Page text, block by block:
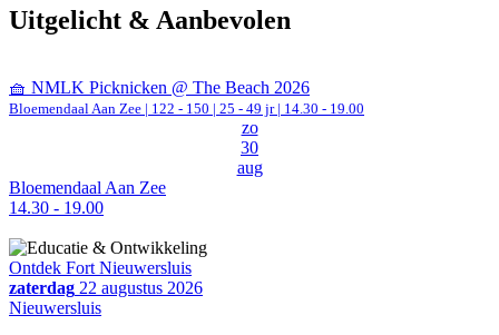
Uitgelicht & Aanbevolen
🧺 NMLK Picknicken @ The Beach 2026
Bloemendaal Aan Zee | 122 - 150 | 25 - 49 jr | 14.30 - 19.00
zo
30
aug
Bloemendaal Aan Zee
14.30 - 19.00
Ontdek Fort Nieuwersluis
zaterdag 22 augustus 2026
Nieuwersluis